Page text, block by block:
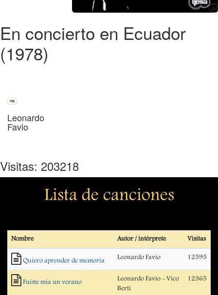
En concierto en Ecuador
(1978)
Leonardo
Favio
Visitas: 203218
Lista de canciones
Nombre Autor / intérprete Visitas
Quiero aprender de memoria Leonardo Favio 12595
Fuiste mia un verano
Leonardo Favio - Vico
Berti
12365